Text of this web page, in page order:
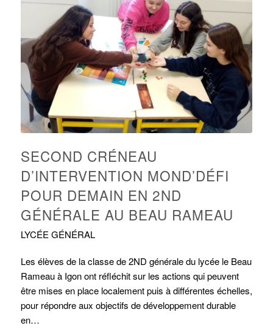
SECOND CRÉNEAU
D’INTERVENTION MOND’DÉFI
POUR DEMAIN EN 2ND
GÉNÉRALE AU BEAU RAMEAU
LYCÉE GÉNÉRAL
Les élèves de la classe de 2ND générale du lycée le Beau
Rameau à Igon ont réfléchit sur les actions qui peuvent
être mises en place localement puis à différentes échelles,
pour répondre aux objectifs de développement durable
en…